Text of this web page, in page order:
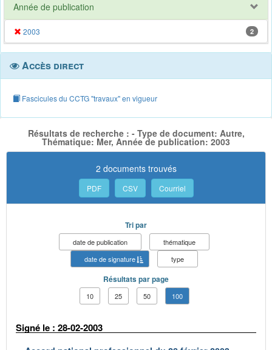
Année de publication
2003 2
Accès direct
Fascicules du CCTG "travaux" en vigueur
Résultats de recherche : - Type de document: Autre,
Thématique: Mer, Année de publication: 2003
2 documents trouvés
PDF CSV Courriel
Tri par
date de publication
thématique
date de signature
type
Résultats par page
10 25 50 100
Signé le : 28-02-2003